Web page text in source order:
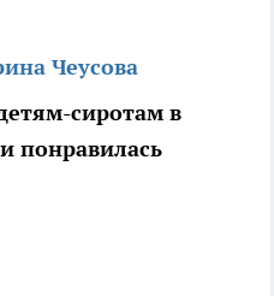
Чеусова
сиротам в
понравилась